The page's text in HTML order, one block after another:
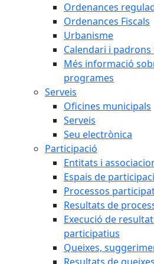
Ordenances
Ordenances Fiscals
Urbanisme
Calendari i padrons
Més informació
programes
Serveis
Oficines municipals
Serveis
Seu electrònica
Participació
Entitats i
Espais de
Processos
Resultats de
Execució de
participatius
Queixes,